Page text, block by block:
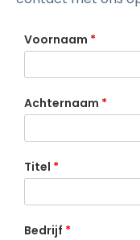
Voornaam *
Achternaam *
Titel *
Bedrijf *